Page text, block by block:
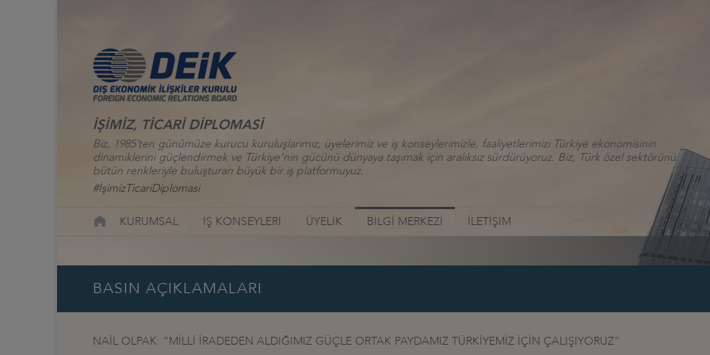
İŞİMİZ, TİCARİ DİPLOMASİ
Biz, 1985’ten günümüze kurucu kuruluşlarımız, üyelerimiz ve iş konseylerimizle, faaliyetlerimizi Türkiye ekonomisinin
dinamiklerini güçlendirmek ve Türkiye’nin gücünü dünyaya taşımak için aralıksız sürdürüyoruz. Biz, Türk özel sektörünü
bütün renkleriyle buluşturan büyük bir iş platformuyuz.
#İşimizTicariDiplomasi
KURUMSAL İŞ KONSEYLERİ ÜYELİK BİLGİ MERKEZİ İLETİŞİM
BASIN AÇIKLAMALARI
NAİL OLPAK: “MİLLİ İRADEDEN ALDIĞIMIZ GÜÇLE ORTAK PAYDAMIZ TÜRKİYEMİZ İÇİN ÇALIŞIYORUZ”